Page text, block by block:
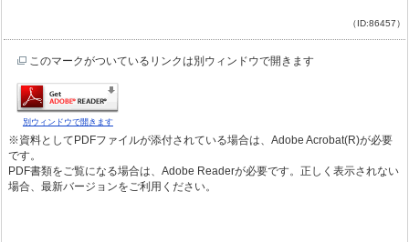
（ID:86457）
このマークがついているリンクは別ウィンドウで開きます
別ウィンドウで開きます
※資料としてPDFファイルが添付されている場合は、Adobe Acrobat(R)が必要
です。
PDF書類をご覧になる場合は、Adobe Readerが必要です。正しく表示されない
場合、最新バージョンをご利用ください。